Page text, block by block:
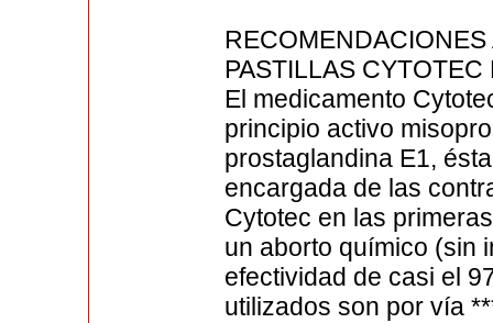
PASTILLAS
El medicamento
principio activo
prostaglandina E1,
encargada de las
Cytotec en las
un aborto químico (sin
efectividad de casi el
utilizados son por vía